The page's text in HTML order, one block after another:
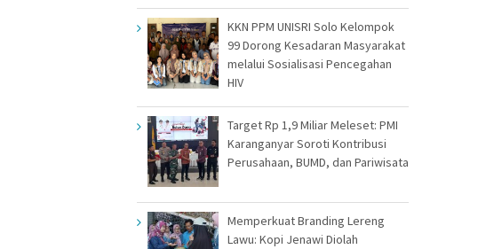
KKN PPM UNISRI Solo Kelompok
99 Dorong Kesadaran Masyarakat
melalui Sosialisasi Pencegahan
HIV
Target Rp 1,9 Miliar Meleset: PMI
Karanganyar Soroti Kontribusi
Perusahaan, BUMD, dan Pariwisata
Memperkuat Branding Lereng
Lawu: Kopi Jenawi Diolah